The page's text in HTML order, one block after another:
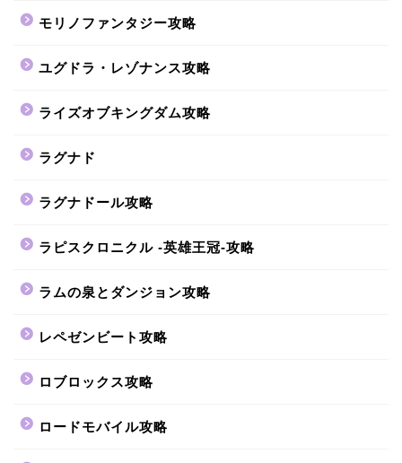
モリノファンタジー攻略
ユグドラ・レゾナンス攻略
ライズオブキングダム攻略
ラグナド
ラグナドール攻略
ラピスクロニクル -英雄王冠-攻略
ラムの泉とダンジョン攻略
レペゼンビート攻略
ロブロックス攻略
ロードモバイル攻略